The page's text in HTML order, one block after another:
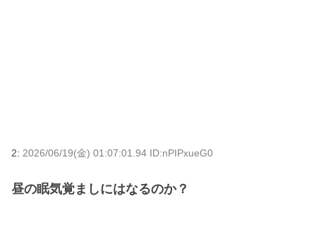
2: 2026/06/19(金) 01:07:01.94 ID:nPIPxueG0
昼の眠気覚ましにはなるのか？